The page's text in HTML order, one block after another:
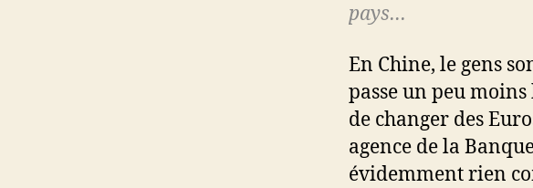
pays…
En Chine, le gens
passe un peu moins
de changer des
agence de la
évidemment rien